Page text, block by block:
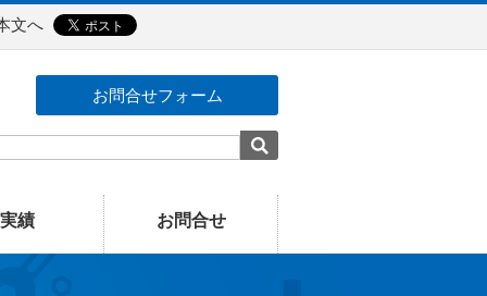
文へ
お問合せフォーム
実績 お問合せ